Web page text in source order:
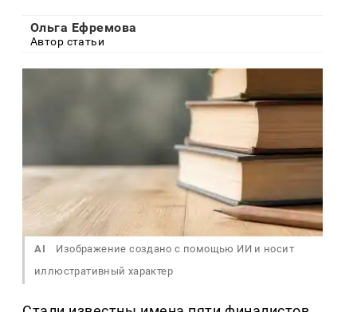
Ольга Ефремова
Автор статьи
AI
Изображение создано с помощью ИИ и носит
иллюстративный характер